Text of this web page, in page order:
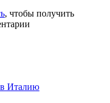
, чтобы получить
в Италию